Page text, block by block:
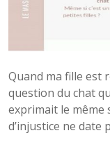
Quand ma fille est
question du chat
exprimait le même
d’injustice ne date